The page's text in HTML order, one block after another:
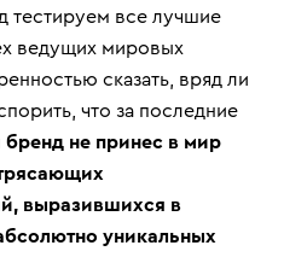
тестируем все лучшие
ведущих мировых
сказать, вряд ли
что за последние
бренд не принес в мир
выразившихся в
уникальных